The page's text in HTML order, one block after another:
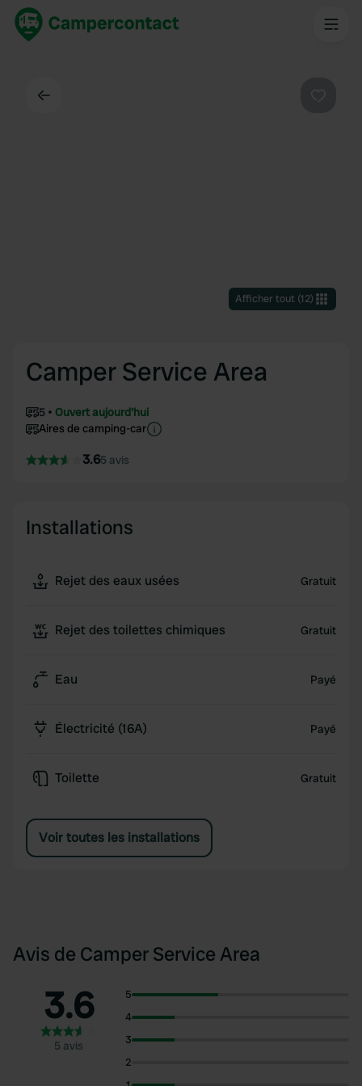
Afficher tout(12)
Camper Service Area
5
Ouvert aujourd'hui
Aires de camping-car
3.65 avis
Installations
Rejet des eaux usées Gratuit
Rejet des toilettes chimiques Gratuit
Eau Payé
Électricité (16A) Payé
Toilette Gratuit
Voir toutes les installations
Avis de Camper Service Area
3.6
5 avis
5
4
3
2